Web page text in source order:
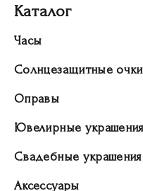
Каталог
Часы
Солнцезащитные очки
Оправы
Ювелирные украшения
Свадебные украшения
Аксессуары